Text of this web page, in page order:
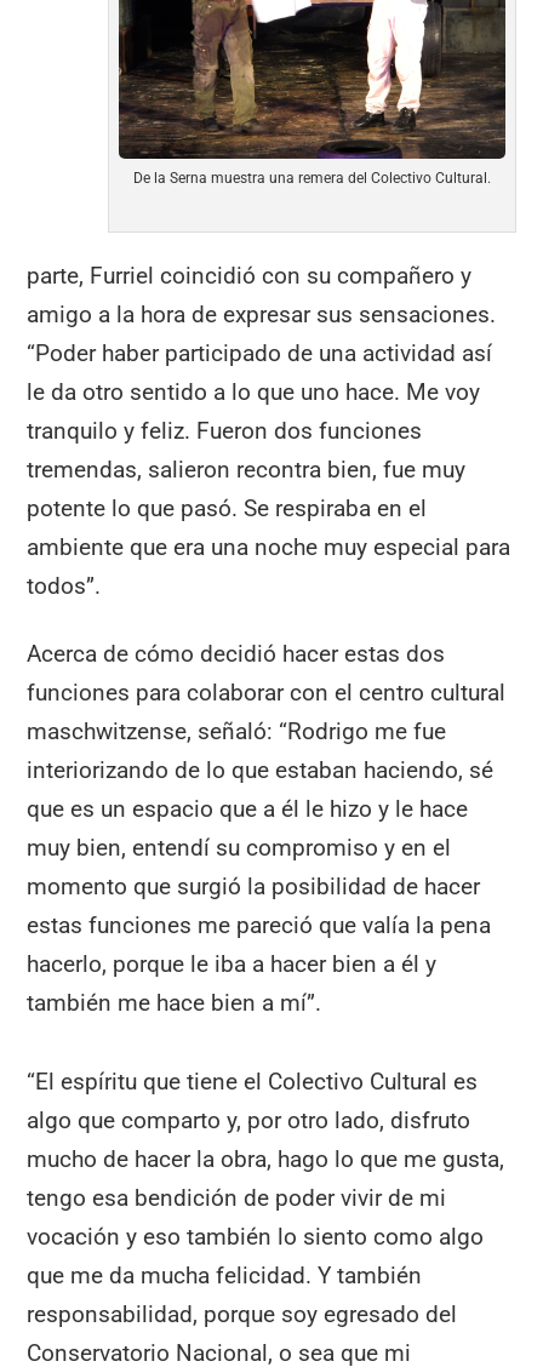
De la Serna muestra una remera del Colectivo Cultural.
parte, Furriel coincidió con su compañero y
amigo a la hora de expresar sus sensaciones.
“Poder haber participado de una actividad así
le da otro sentido a lo que uno hace. Me voy
tranquilo y feliz. Fueron dos funciones
tremendas, salieron recontra bien, fue muy
potente lo que pasó. Se respiraba en el
ambiente que era una noche muy especial para
todos”.
Acerca de cómo decidió hacer estas dos
funciones para colaborar con el centro cultural
maschwitzense, señaló: “Rodrigo me fue
interiorizando de lo que estaban haciendo, sé
que es un espacio que a él le hizo y le hace
muy bien, entendí su compromiso y en el
momento que surgió la posibilidad de hacer
estas funciones me pareció que valía la pena
hacerlo, porque le iba a hacer bien a él y
también me hace bien a mí”.
“El espíritu que tiene el Colectivo Cultural es
algo que comparto y, por otro lado, disfruto
mucho de hacer la obra, hago lo que me gusta,
tengo esa bendición de poder vivir de mi
vocación y eso también lo siento como algo
que me da mucha felicidad. Y también
responsabilidad, porque soy egresado del
Conservatorio Nacional, o sea que mi